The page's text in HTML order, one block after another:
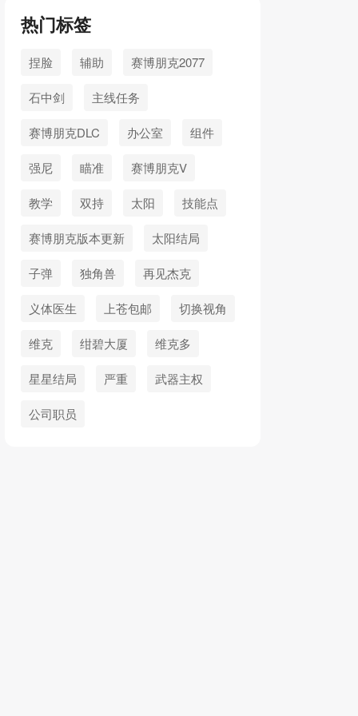
热门标签
捏脸 辅助 赛博朋克2077
石中剑 主线任务
赛博朋克DLC 办公室 组件
强尼 瞄准 赛博朋克V
教学 双持 太阳 技能点
赛博朋克版本更新 太阳结局
子弹 独角兽 再见杰克
义体医生 上苍包邮 切换视角
维克 绀碧大厦 维克多
星星结局 严重 武器主权
公司职员